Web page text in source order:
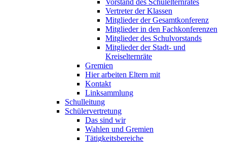
Vertreter der Klassen
Mitglieder der Gesamtkonferenz
Mitglieder in den Fachkonferenzen
Mitglieder des Schulvorstands
Mitglieder der Stadt- und
Kreiselternräte
Gremien
Hier arbeiten Eltern mit
Kontakt
Linksammlung
Schulleitung
Schülervertretung
Das sind wir
Wahlen und Gremien
Tätigkeitsbereiche